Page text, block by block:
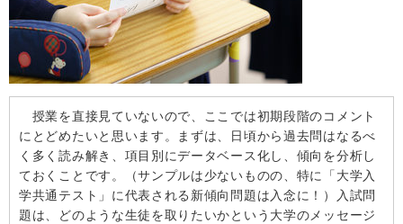
授業を直接見ていないので、ここでは初期段階のコメント
にとどめたいと思います。まずは、日頃から過去問はなるべ
く多く読み解き、項目別にデータベース化し、傾向を分析し
ておくことです。（サンプルは少ないものの、特に「大学入
学共通テスト」に代表される新傾向問題は入念に！）入試問
題は、どのような生徒を取りたいかという大学のメッセージ